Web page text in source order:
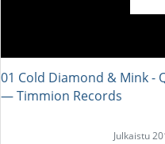
01 Cold Diamond & Mink -
― Timmion Records
Julkaistu